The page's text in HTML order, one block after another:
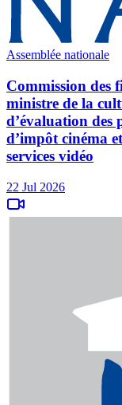
Assemblée nationale
Commission des
ministre de la
d’évaluation des
d’impôt cinéma
services vidéo
22 Jul 2026